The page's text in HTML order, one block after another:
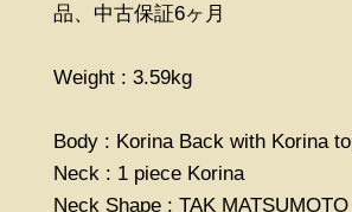
品、中古保証6ヶ月
Weight : 3.59kg
Body : Korina Back with Korina
Neck : 1 piece Korina
Neck Shape : TAK